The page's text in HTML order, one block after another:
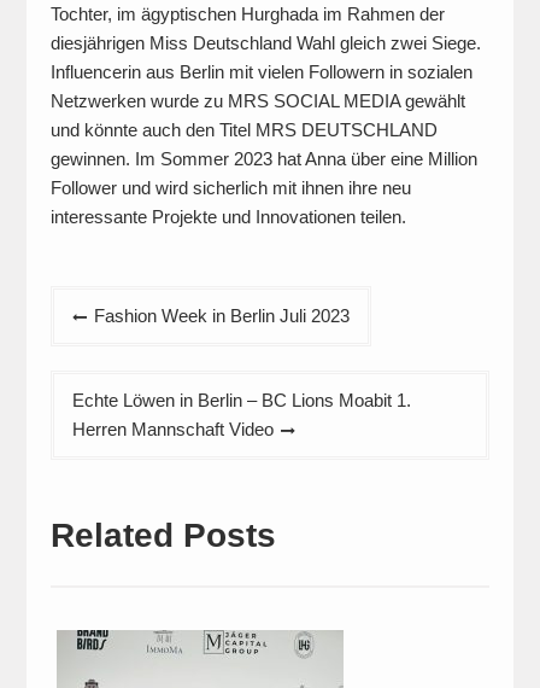
Tochter, im ägyptischen Hurghada im Rahmen der
diesjährigen Miss Deutschland Wahl gleich zwei Siege.
Influencerin aus Berlin mit vielen Followern in sozialen
Netzwerken wurde zu MRS SOCIAL MEDIA gewählt
und könnte auch den Titel MRS DEUTSCHLAND
gewinnen. Im Sommer 2023 hat Anna über eine Million
Follower und wird sicherlich mit ihnen ihre neu
interessante Projekte und Innovationen teilen.
Beitragsnavigation
Fashion Week in Berlin Juli 2023
Echte Löwen in Berlin – BC Lions Moabit 1.
Herren Mannschaft Video
Related Posts